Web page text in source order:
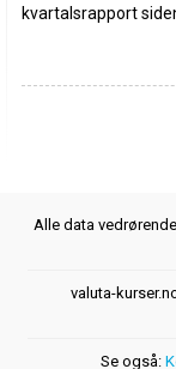
kvartalsrapport
Alle data
valuta-
Se også: